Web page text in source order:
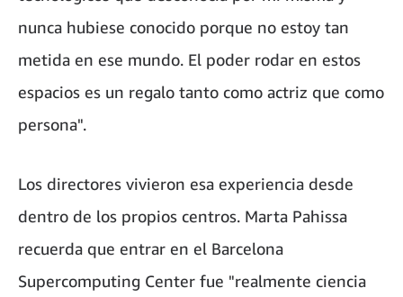
nunca hubiese conocido porque no estoy tan
metida en ese mundo. El poder rodar en estos
espacios es un regalo tanto como actriz que como
persona".
Los directores vivieron esa experiencia desde
dentro de los propios centros. Marta Pahissa
recuerda que entrar en el Barcelona
Supercomputing Center fue "realmente ciencia